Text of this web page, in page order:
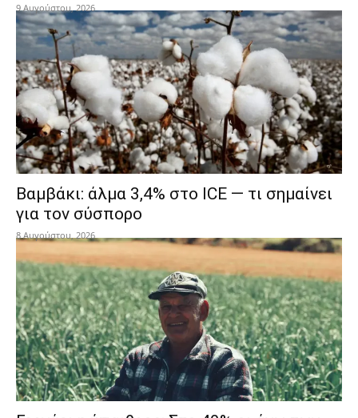
9 Αυγούστου, 2026
Βαμβάκι: άλμα 3,4% στο ICE — τι σημαίνει
για τον σύσπορο
8 Αυγούστου, 2026